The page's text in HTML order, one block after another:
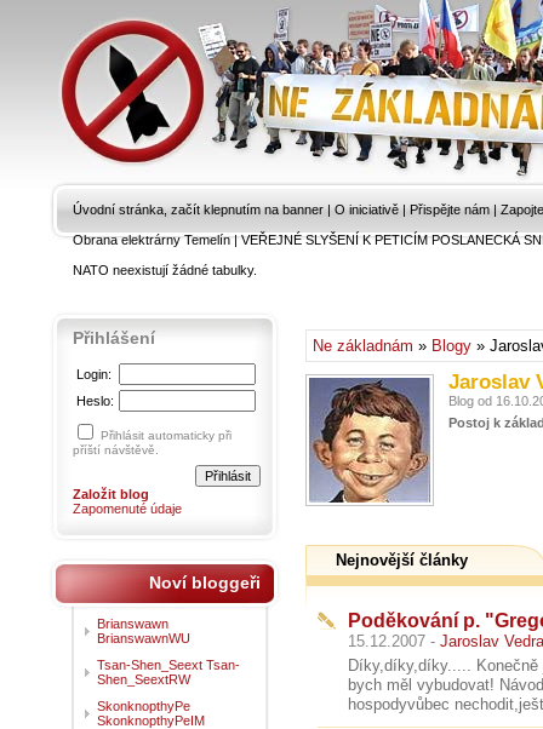
Úvodní stránka, začít klepnutím na banner | O iniciativě | Přispějte nám |
Obrana elektrárny Temelín|VEŘEJNÉ SLYŠENÍ K PETICÍM POSLANECKÁ
NATO neexistují žádné tabulky.
Ne základnám » Blogy »
Jaroslav
Blog od
Postoj k
Nejnovější články
Poděkování p.
15.12.2007 - Jaroslav
Díky,díky,díky.....
bych měl vybudovat!
hospodyvůbec
Přihlášení
Login:
Heslo:
Přihlásit automaticky při
příští návštěvě.
Založit blog
Zapomenuté údaje
Noví bloggeři
Brianswawn
BrianswawnWU
Tsan-Shen_Seext Tsan-
Shen_SeextRW
SkonknopthyPe
SkonknopthyPeIM